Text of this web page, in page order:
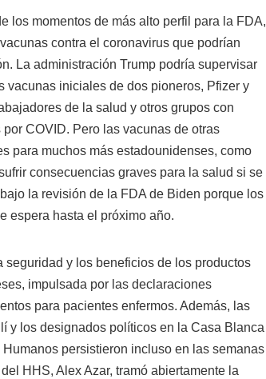
los momentos de más alto perfil para la FDA,
contra el coronavirus que podrían
La administración Trump podría supervisar
vacunas iniciales de dos pioneros, Pfizer y
de la salud y otros grupos con
COVID. Pero las vacunas de otras
para muchos más estadounidenses, como
consecuencias graves para la salud si se
la revisión de la FDA de Biden porque los
espera hasta el próximo año.
y los beneficios de los productos
impulsada por las declaraciones
para pacientes enfermos. Además, las
y los designados políticos en la Casa Blanca
persistieron incluso en las semanas
HHS, Alex Azar, tramó abiertamente la